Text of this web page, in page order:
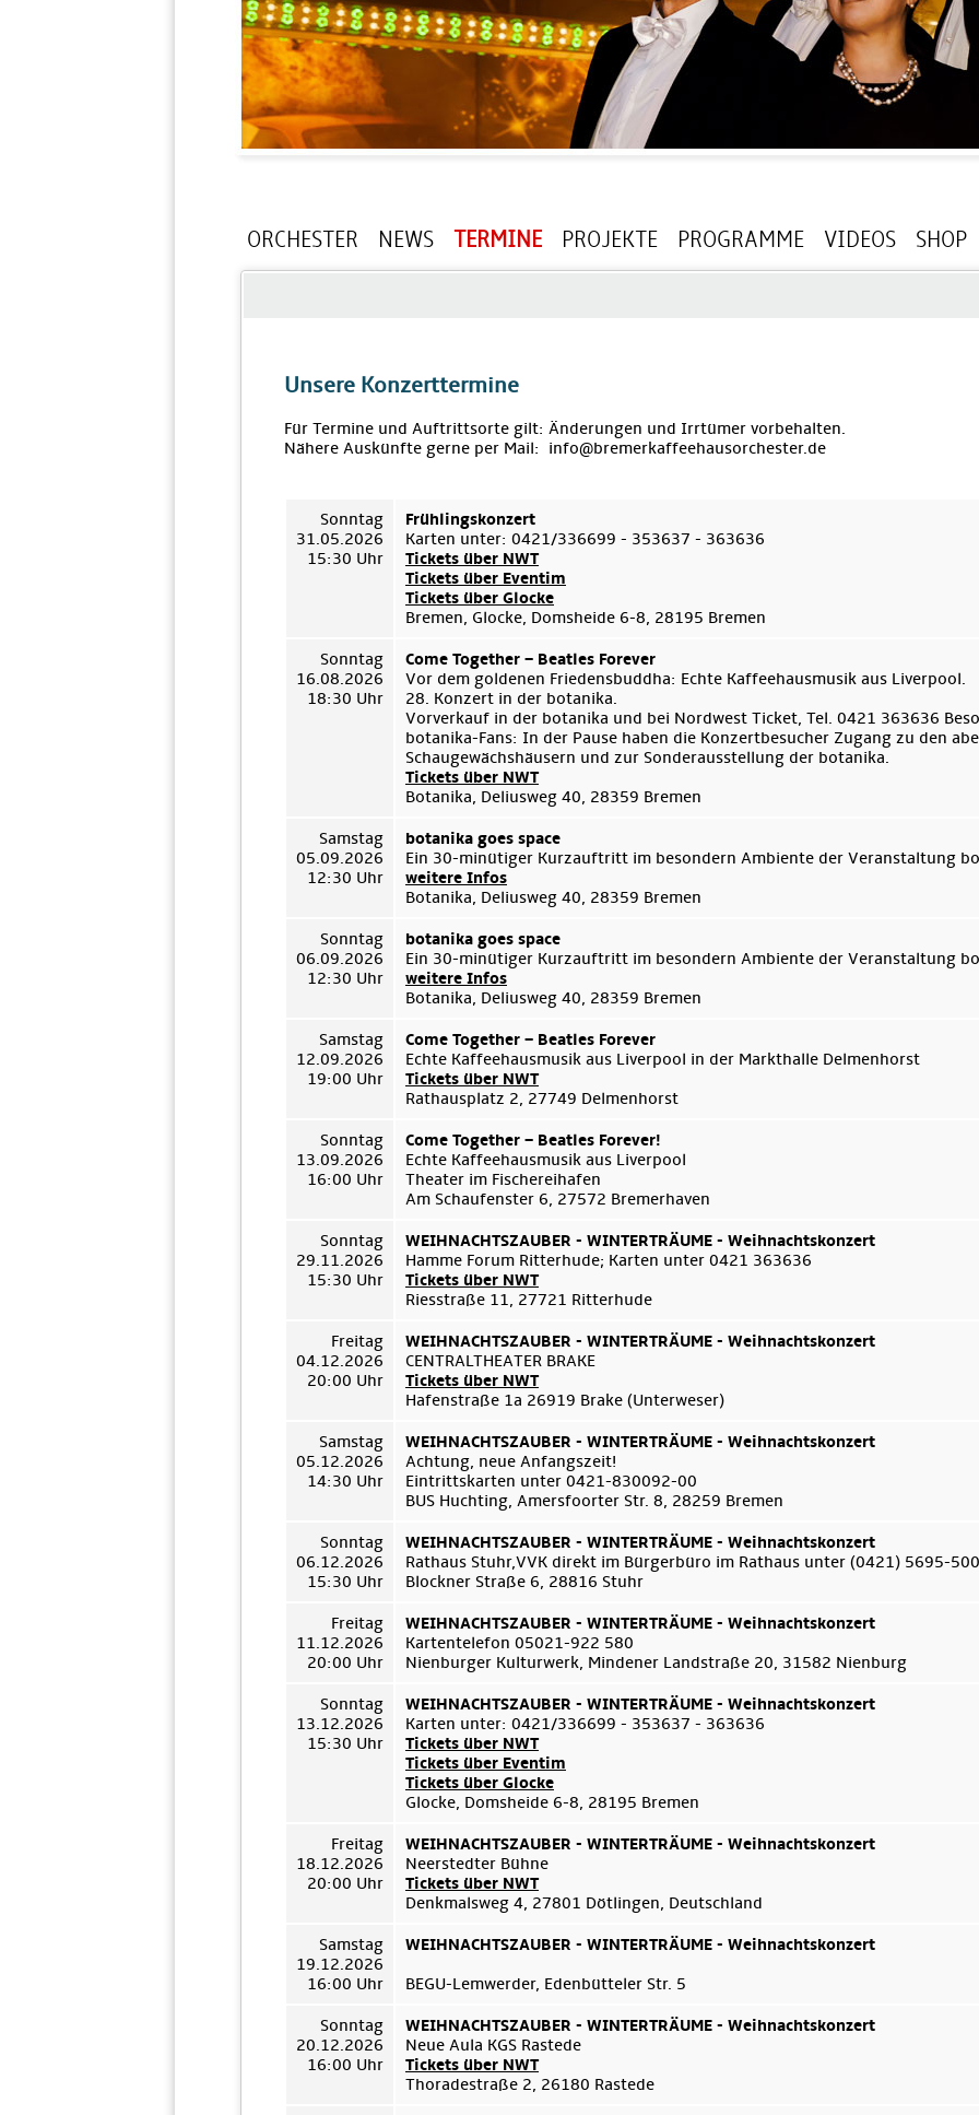
ORCHESTER NEWS TERMINE PROJEKTE PROGRAMME VIDEOS SHOP
Unsere Konzerttermine
Für Termine und Auftrittsorte gilt: Änderungen und Irrtümer vorbehalten.
Nähere Auskünfte gerne per Mail: info@bremerkaffeehausorchester.de
Sonntag
31.05.2026
15:30 Uhr
Frühlingskonzert
Karten unter: 0421/336699 - 353637 - 363636
Tickets über NWT
Tickets über Eventim
Tickets über Glocke
Bremen, Glocke, Domsheide 6-8, 28195 Bremen
Sonntag
16.08.2026
18:30 Uhr
Come Together – Beatles Forever
Vor dem goldenen Friedensbuddha: Echte Kaffeehausmusik aus Liverpool.
28. Konzert in der botanika.
Vorverkauf in der botanika und bei Nordwest Ticket, Tel. 0421 363636
botanika-Fans: In der Pause haben die Konzertbesucher Zugang zu den
Schaugewächshäusern und zur Sonderausstellung der botanika.
Tickets über NWT
Botanika, Deliusweg 40, 28359 Bremen
Samstag
05.09.2026
12:30 Uhr
botanika goes space
Ein 30-minütiger Kurzauftritt im besondern Ambiente der Veranstaltung
weitere Infos
Botanika, Deliusweg 40, 28359 Bremen
Sonntag
06.09.2026
12:30 Uhr
botanika goes space
Ein 30-minütiger Kurzauftritt im besondern Ambiente der Veranstaltung
weitere Infos
Botanika, Deliusweg 40, 28359 Bremen
Samstag
12.09.2026
19:00 Uhr
Come Together – Beatles Forever
Echte Kaffeehausmusik aus Liverpool in der Markthalle Delmenhorst
Tickets über NWT
Rathausplatz 2, 27749 Delmenhorst
Sonntag
13.09.2026
16:00 Uhr
Come Together – Beatles Forever!
Echte Kaffeehausmusik aus Liverpool
Theater im Fischereihafen
Am Schaufenster 6, 27572 Bremerhaven
Sonntag
29.11.2026
15:30 Uhr
WEIHNACHTSZAUBER - WINTERTRÄUME - Weihnachtskonzert
Hamme Forum Ritterhude; Karten unter 0421 363636
Tickets über NWT
Riesstraße 11, 27721 Ritterhude
Freitag
04.12.2026
20:00 Uhr
WEIHNACHTSZAUBER - WINTERTRÄUME - Weihnachtskonzert
CENTRALTHEATER BRAKE
Tickets über NWT
Hafenstraße 1a 26919 Brake (Unterweser)
Samstag
05.12.2026
14:30 Uhr
WEIHNACHTSZAUBER - WINTERTRÄUME - Weihnachtskonzert
Achtung, neue Anfangszeit!
Eintrittskarten unter 0421-830092-00
BUS Huchting, Amersfoorter Str. 8, 28259 Bremen
Sonntag
06.12.2026
15:30 Uhr
WEIHNACHTSZAUBER - WINTERTRÄUME - Weihnachtskonzert
Rathaus Stuhr,VVK direkt im Bürgerbüro im Rathaus unter (0421) 5695-500
Blockner Straße 6, 28816 Stuhr
Freitag
11.12.2026
20:00 Uhr
WEIHNACHTSZAUBER - WINTERTRÄUME - Weihnachtskonzert
Kartentelefon 05021-922 580
Nienburger Kulturwerk, Mindener Landstraße 20, 31582 Nienburg
Sonntag
13.12.2026
15:30 Uhr
WEIHNACHTSZAUBER - WINTERTRÄUME - Weihnachtskonzert
Karten unter: 0421/336699 - 353637 - 363636
Tickets über NWT
Tickets über Eventim
Tickets über Glocke
Glocke, Domsheide 6-8, 28195 Bremen
Freitag
18.12.2026
20:00 Uhr
WEIHNACHTSZAUBER - WINTERTRÄUME - Weihnachtskonzert
Neerstedter Bühne
Tickets über NWT
Denkmalsweg 4, 27801 Dötlingen, Deutschland
Samstag
19.12.2026
16:00 Uhr
WEIHNACHTSZAUBER - WINTERTRÄUME - Weihnachtskonzert
BEGU-Lemwerder, Edenbütteler Str. 5
Sonntag
20.12.2026
16:00 Uhr
WEIHNACHTSZAUBER - WINTERTRÄUME - Weihnachtskonzert
Neue Aula KGS Rastede
Tickets über NWT
Thoradestraße 2, 26180 Rastede